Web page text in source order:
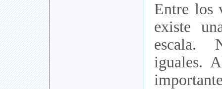
Entre los
existe
escala.
iguales.